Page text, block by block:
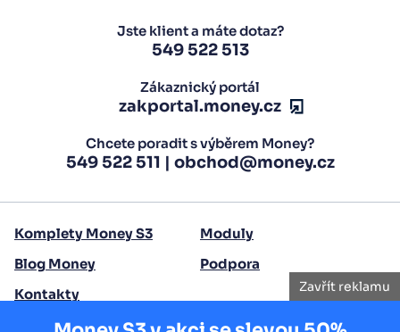
Zavřít reklamu
Jste klient a máte dotaz?
549 522 513
Zákaznický portál
zakportal.money.cz
Chcete poradit s výběrem Money?
549 522 511 | obchod@money.cz
Komplety Money S3
Moduly
Blog Money
Podpora
Kontakty